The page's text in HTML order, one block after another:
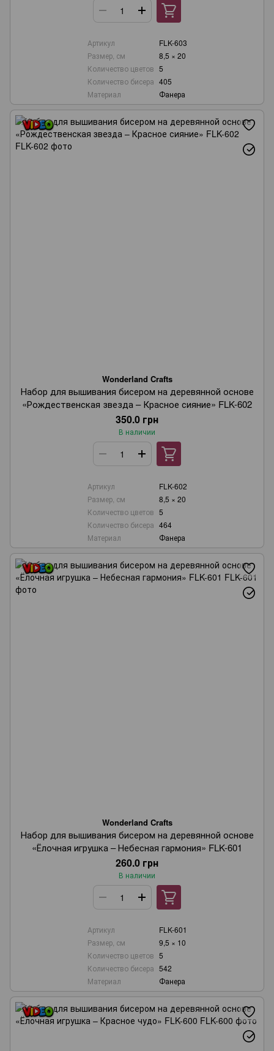
Артикул
FLK-603
Размер, см
8,5 × 20
Количество цветов 5
Количество бисера 405
Материал
Фанера
Wonderland Crafts
Набор для вышивания бисером на деревянной основе
«Рождественская звезда – Красное сияние» FLK-602
350.0 грн
В наличии
Артикул
FLK-602
Размер, см
8,5 × 20
Количество цветов 5
Количество бисера 464
Материал
Фанера
Wonderland Crafts
Набор для вышивания бисером на деревянной основе
«Ёлочная игрушка – Небесная гармония» FLK-601
260.0 грн
В наличии
Артикул
FLK-601
Размер, см
9,5 × 10
Количество цветов 5
Количество бисера 542
Материал
Фанера